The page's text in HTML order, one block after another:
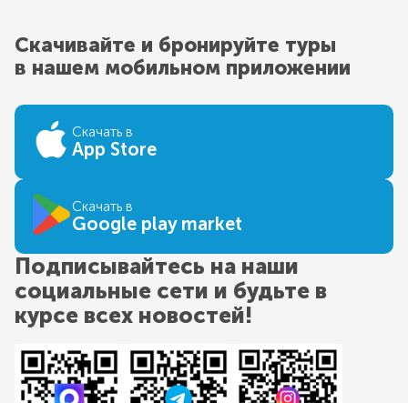
Скачивайте и бронируйте туры
в нашем мобильном приложении
Скачать в
App Store
Скачать в
Google play market
Подписывайтесь на наши
социальные сети и будьте в
курсе всех новостей!